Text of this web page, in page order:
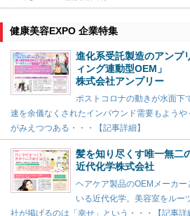
健康美容EXPO 企業特集
進化系受託製造のアンプ
ィング連動型OEM」
株式会社アンプリー
ポストコロナの動きが水面下
速を余儀なくされたインバウンド需要もよう
がみえつつある・・・【記事詳細】
髪を知り尽くす唯一無二
近代化学株式会社
ヘアケア製品のOEMメーカ
いる近代化学。美容室をルー
社が掲げるのは「幸せ」という・・・【記事詳